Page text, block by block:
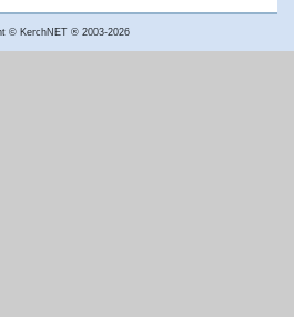
© KerchNET ® 2003-2026